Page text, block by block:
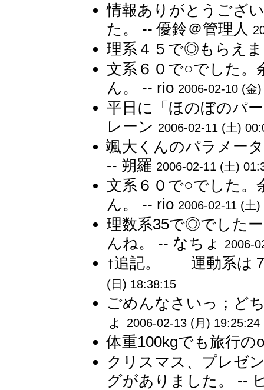
情報ありがとうござ
た。 -- 優鈴＠管理人
理系４５で◎もらえ
文系６０で○でした。
ん。 -- rio 2006-02-10 (金
平日に「ほのぼのパ
レーン 2006-02-11 (土)
颯大くんのパラメー
-- 朔羅 2006-02-11 (土)
文系６０で○でした。
ん。 -- rio 2006-02-11 (土
理数系35で◎でした
んね。 -- なちょ
2006-
↑追記。 運動系は
(日) 18:38:15
ごめんなさいっ；ど
ょ
2006-02-13 (月) 19:25:24
体重100kgでも旅行
クリスマス、プレゼ
グがありました。 --